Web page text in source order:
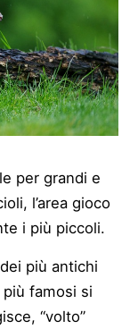
per grandi e
l’area gioco
i più piccoli.
più antichi
famosi si
“volto”